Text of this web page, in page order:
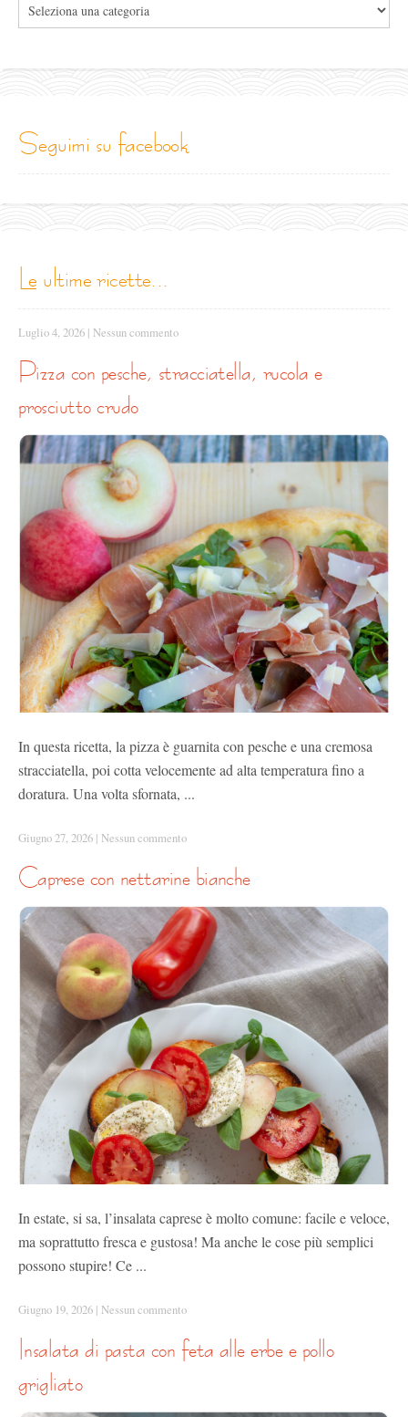
seguimi su facebook
le ultime ricette...
Luglio 4, 2026 | Nessun commento
pizza con pesche, stracciatella, rucola e
prosciutto crudo
In questa ricetta, la pizza è guarnita con pesche e una cremosa
stracciatella, poi cotta velocemente ad alta temperatura fino a
doratura. Una volta sfornata, ...
Giugno 27, 2026 | Nessun commento
caprese con nettarine bianche
In estate, si sa, l’insalata caprese è molto comune: facile e veloce,
ma soprattutto fresca e gustosa! Ma anche le cose più semplici
possono stupire! Ce ...
Giugno 19, 2026 | Nessun commento
grigliato